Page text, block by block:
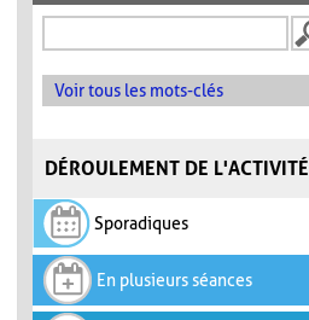
Voir tous les mots-clés
DÉROULEMENT DE L'ACTIVITÉ
Sporadiques
En plusieurs séances